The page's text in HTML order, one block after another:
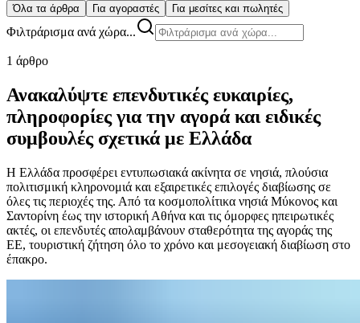
Όλα τα άρθρα Για αγοραστές Για μεσίτες και πωλητές
Φιλτράρισμα ανά χώρα...
1 άρθρο
Ανακαλύψτε επενδυτικές ευκαιρίες,
πληροφορίες για την αγορά και ειδικές
συμβουλές σχετικά με Ελλάδα
Η Ελλάδα προσφέρει εντυπωσιακά ακίνητα σε νησιά, πλούσια
πολιτισμική κληρονομιά και εξαιρετικές επιλογές διαβίωσης σε
όλες τις περιοχές της. Από τα κοσμοπολίτικα νησιά Μύκονος και
Σαντορίνη έως την ιστορική Αθήνα και τις όμορφες ηπειρωτικές
ακτές, οι επενδυτές απολαμβάνουν σταθερότητα της αγοράς της
ΕΕ, τουριστική ζήτηση όλο το χρόνο και μεσογειακή διαβίωση στο
έπακρο.